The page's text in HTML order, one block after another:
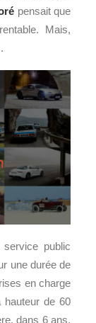
pensait que
Mais,
public
une durée de
en charge
hauteur de 60
dans 6 ans,